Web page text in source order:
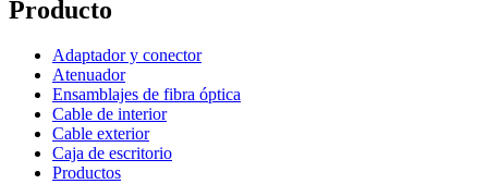
Producto
Adaptador y conector
Atenuador
Ensamblajes de fibra óptica
Cable de interior
Cable exterior
Caja de escritorio
Productos